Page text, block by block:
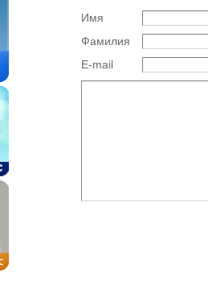
Имя
Фамилия
E-mail